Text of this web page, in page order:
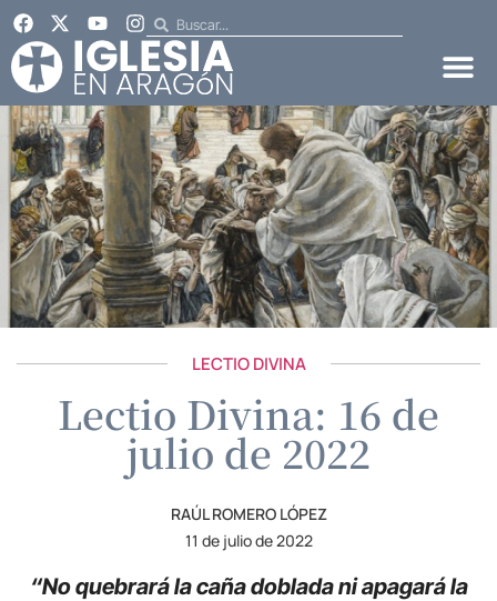
LECTIO DIVINA
Lectio Divina: 16 de
julio de 2022
RAÚL ROMERO LÓPEZ
11 de julio de 2022
“No quebrará la caña doblada ni apagará la